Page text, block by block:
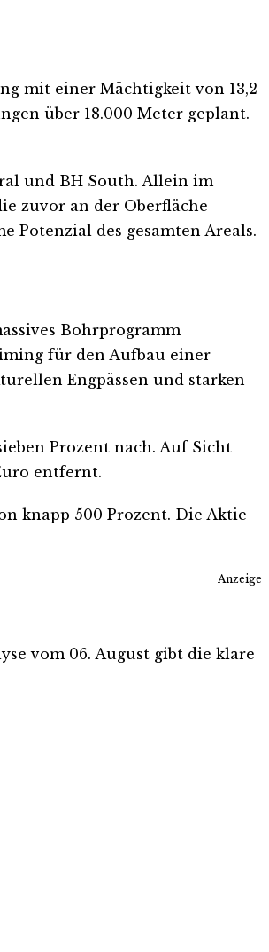
mit einer Mächtigkeit von 13,2
über 18.000 Meter geplant.
und BH South. Allein im
zuvor an der Oberfläche
Potenzial des gesamten Areals.
Bohrprogramm
für den Aufbau einer
Engpässen und starken
Prozent nach. Auf Sicht
entfernt.
knapp 500 Prozent. Die Aktie
Anzeige
vom 06. August gibt die klare